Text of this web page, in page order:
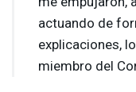
actuando de
explicaciones,
miembro del